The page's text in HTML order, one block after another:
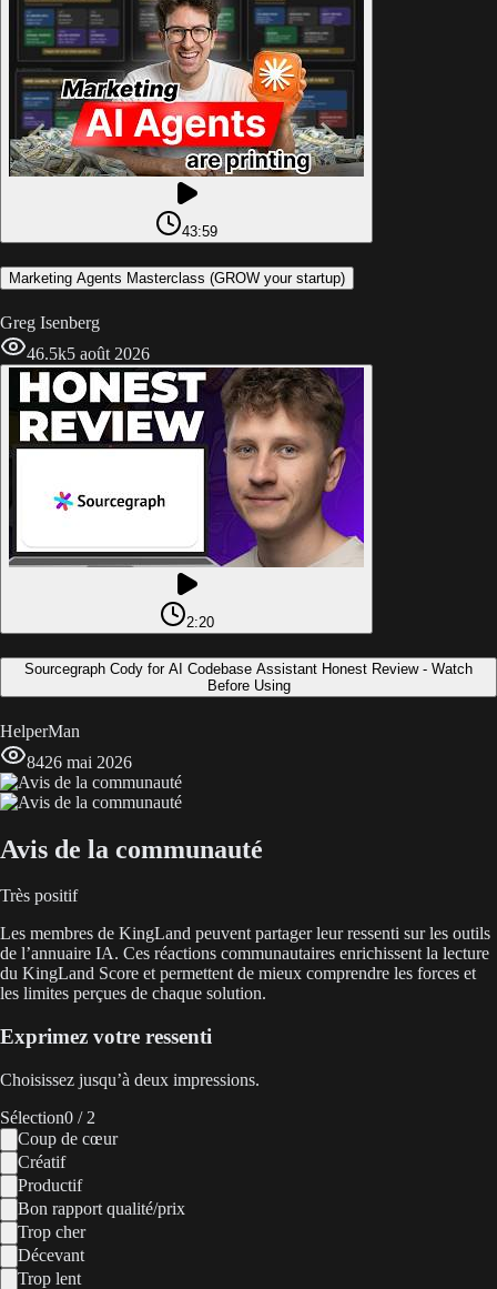
43:59
Marketing Agents Masterclass (GROW your startup)
Greg Isenberg
46.5k5 août 2026
2:20
Sourcegraph Cody for AI Codebase Assistant Honest Review - Watch
Before Using
HelperMan
8426 mai 2026
Avis de la communauté
Très positif
Les membres de KingLand peuvent partager leur ressenti sur les outils
de l’annuaire IA. Ces réactions communautaires enrichissent la lecture
du KingLand Score et permettent de mieux comprendre les forces et
les limites perçues de chaque solution.
Exprimez votre ressenti
Choisissez jusqu’à deux impressions.
Sélection0 / 2
Coup de cœur
Créatif
Productif
Bon rapport qualité/prix
Trop cher
Décevant
Trop lent